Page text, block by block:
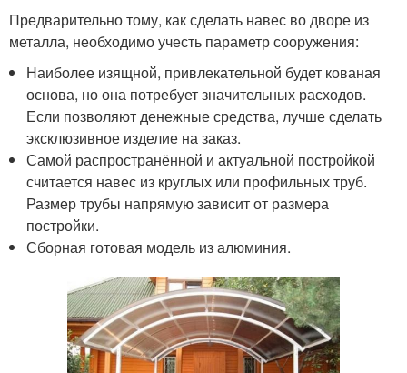
Предварительно тому, как сделать навес во дворе из
металла, необходимо учесть параметр сооружения:
Наиболее изящной, привлекательной будет кованая
основа, но она потребует значительных расходов.
Если позволяют денежные средства, лучше сделать
эксклюзивное изделие на заказ.
Самой распространённой и актуальной постройкой
считается навес из круглых или профильных труб.
Размер трубы напрямую зависит от размера
постройки.
Сборная готовая модель из алюминия.